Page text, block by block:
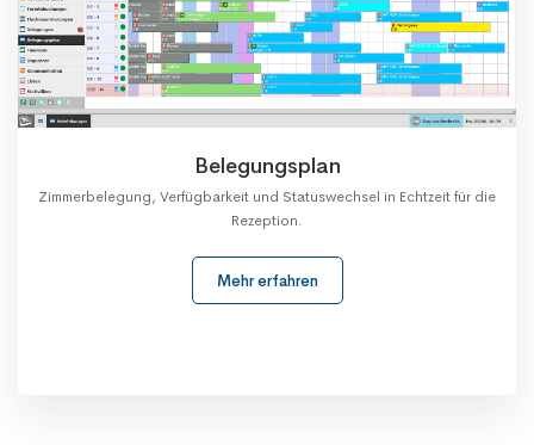
Belegungsplan
Zimmerbelegung, Verfügbarkeit und Statuswechsel in Echtzeit für die
Rezeption.
Mehr erfahren